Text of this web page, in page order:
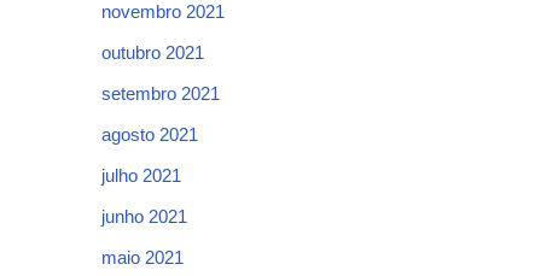
novembro 2021
outubro 2021
setembro 2021
agosto 2021
julho 2021
junho 2021
maio 2021